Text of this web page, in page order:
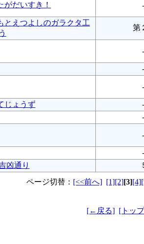
がだいすき！
とえつよしのガラクタ工
第
じょうず
凶通り
ページ切替： [<<前へ] [1][2][3][4]
[←戻る] [トッ